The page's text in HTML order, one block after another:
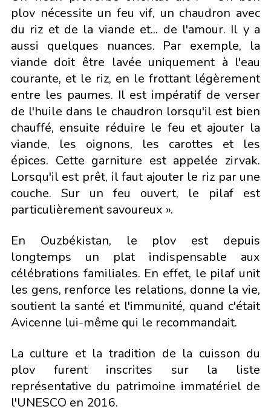
plov nécessite un feu vif, un chaudron avec
du riz et de la viande et... de l'amour. Il y a
aussi quelques nuances. Par exemple, la
viande doit être lavée uniquement à l'eau
courante, et le riz, en le frottant légèrement
entre les paumes. Il est impératif de verser
de l'huile dans le chaudron lorsqu'il est bien
chauffé, ensuite réduire le feu et ajouter la
viande, les oignons, les carottes et les
épices. Cette garniture est appelée zirvak.
Lorsqu'il est prêt, il faut ajouter le riz par une
couche. Sur un feu ouvert, le pilaf est
particulièrement savoureux ».
En Ouzbékistan, le plov est depuis
longtemps un plat indispensable aux
célébrations familiales. En effet, le pilaf unit
les gens, renforce les relations, donne la vie,
soutient la santé et l'immunité, quand c'était
Avicenne lui-même qui le recommandait.
La culture et la tradition de la cuisson du
plov furent inscrites sur la liste
représentative du patrimoine immatériel de
l'UNESCO en 2016.